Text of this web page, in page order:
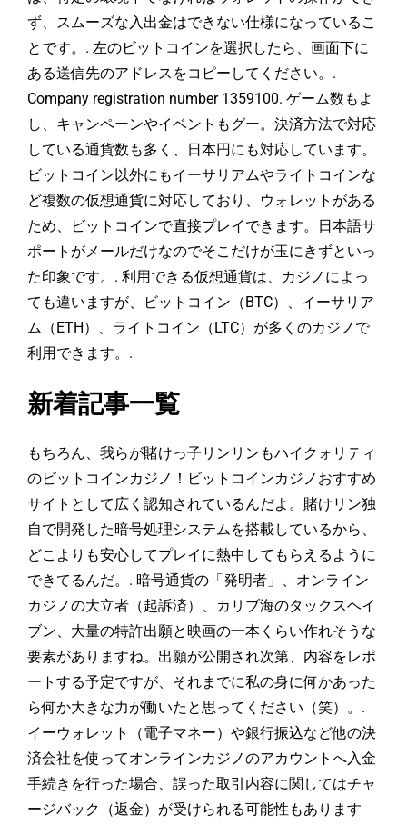
ず、スムーズな入出金はできない仕様になっているこ
とです。. 左のビットコインを選択したら、画面下に
ある送信先のアドレスをコピーしてください。.
Company registration number 1359100. ゲーム数もよ
し、キャンペーンやイベントもグー。決済方法で対応
している通貨数も多く、日本円にも対応しています。
ビットコイン以外にもイーサリアムやライトコインな
ど複数の仮想通貨に対応しており、ウォレットがある
ため、ビットコインで直接プレイできます。日本語サ
ポートがメールだけなのでそこだけが玉にきずといっ
た印象です。. 利用できる仮想通貨は、カジノによっ
ても違いますが、ビットコイン（BTC）、イーサリア
ム（ETH）、ライトコイン（LTC）が多くのカジノで
利用できます。.
新着記事一覧
もちろん、我らが賭けっ子リンリンもハイクォリティ
のビットコインカジノ！ビットコインカジノおすすめ
サイトとして広く認知されているんだよ。賭けリン独
自で開発した暗号処理システムを搭載しているから、
どこよりも安心してプレイに熱中してもらえるように
できてるんだ。. 暗号通貨の「発明者」、オンライン
カジノの大立者（起訴済）、カリブ海のタックスヘイ
ブン、大量の特許出願と映画の一本くらい作れそうな
要素がありますね。出願が公開され次第、内容をレポ
ートする予定ですが、それまでに私の身に何かあった
ら何か大きな力が働いたと思ってください（笑）。.
イーウォレット（電子マネー）や銀行振込など他の決
済会社を使ってオンラインカジノのアカウントへ入金
手続きを行った場合、誤った取引内容に関してはチャ
ージバック（返金）が受けられる可能性もあります